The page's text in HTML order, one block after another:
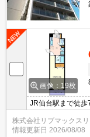
画像：19枚
JR仙台駅まで徒歩
で、単身の方にお
取れて便利。モニ
株式会社リブマックス
情報更新日 2026/08/08